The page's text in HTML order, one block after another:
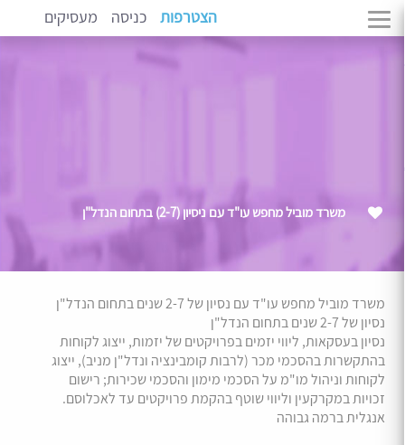
הצטרפות כניסה מעסיקים
משרד מוביל מחפש עו"ד עם ניסיון (2-7) בתחום הנדל"ן
משרד מוביל מחפש עו"ד עם נסיון של 2-7 שנים בתחום הנדל"ן
נסיון של 2-7 שנים בתחום הנדל"ן
נסיון בעסקאות, ליווי יזמים בפרויקטים של יזמות, ייצוג לקוחות
בהתקשרות בהסכמי מכר (לרבות קומבינציה ונדל"ן מניב), ייצוג
לקוחות וניהול מו"מ על הסכמי מימון והסכמי שכירות; רישום
זכויות במקרקעין וליווי שוטף בהקמת פרויקטים עד לאכלוסם.
אנגלית ברמה גבוהה